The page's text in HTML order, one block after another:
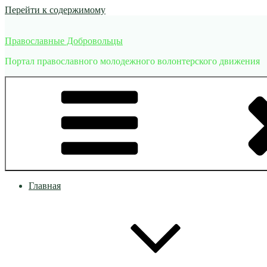
Перейти к содержимому
Православные Добровольцы
Портал православного молодежного волонтерского движения
Главная